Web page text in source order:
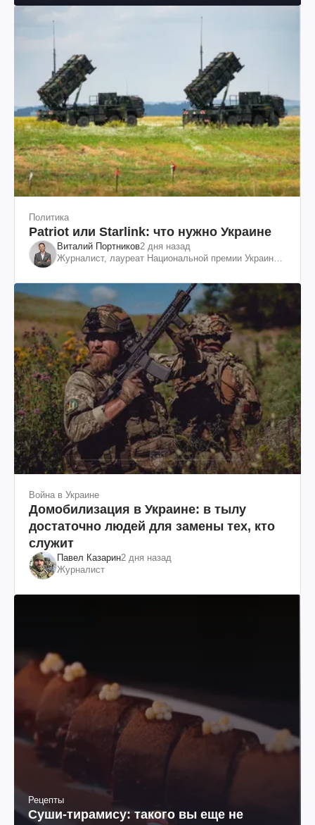
Политика
Patriot или Starlink: что нужно Украине
Виталий Портников2 дня назад
Журналист, лауреат Национальной премии Украины
Война в Украине
Домобилизация в Украине: в тылу
достаточно людей для замены тех, кто
служит
Павел Казарин2 дня назад
Журналист
Рецепты
Суши-тирамису: такого вы еще не